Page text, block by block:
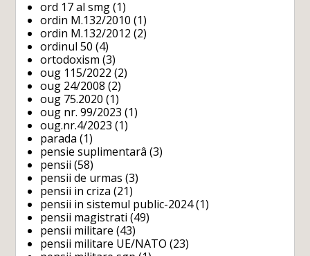
ord 17 al smg (1)
ordin M.132/2010 (1)
ordin M.132/2012 (2)
ordinul 50 (4)
ortodoxism (3)
oug 115/2022 (2)
oug 24/2008 (2)
oug 75.2020 (1)
oug nr. 99/2023 (1)
oug.nr.4/2023 (1)
parada (1)
pensie suplimentarâ (3)
pensii (58)
pensii de urmas (3)
pensii in criza (21)
pensii in sistemul public-2024(1)
pensii magistrati (49)
pensii militare (43)
pensii militare UE/NATO (23)